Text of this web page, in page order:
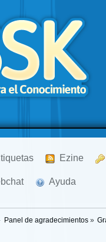
Ezine
Ayuda
Panel de agradecimientos»